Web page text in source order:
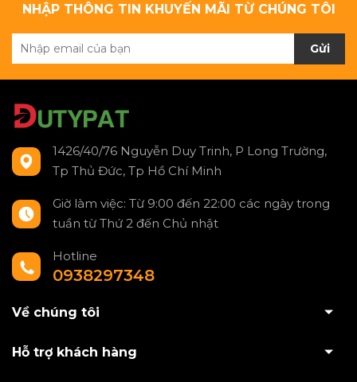
NHẬP THÔNG TIN KHUYẾN MÃI TỪ CHÚNG TÔI
Gửi
1426/40/76 Nguyễn Duy Trinh, P Long Trường,
Tp Thủ Đức, Tp Hồ Chí Minh
Giờ làm việc: Từ 9:00 đến 22:00 các ngày trong
tuần từ Thứ 2 đến Chủ nhật
Hotline
0938297348
Về chúng tôi
Hỗ trợ khách hàng